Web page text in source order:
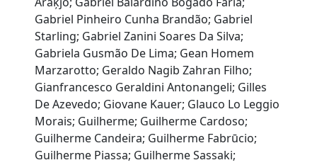
Gabriel Pinheiro Cunha Brandão; Gabriel
Starling; Gabriel Zanini Soares Da Silva;
Gabriela Gusmão De Lima; Gean Homem
Marzarotto; Geraldo Nagib Zahran Filho;
Gianfrancesco Geraldini Antonangeli; Gilles
De Azevedo; Giovane Kauer; Glauco Lo Leggio
Morais; Guilherme; Guilherme Cardoso;
Guilherme Candeira; Guilherme Fabrūcio;
Guilherme Piassa; Guilherme Sassaki;